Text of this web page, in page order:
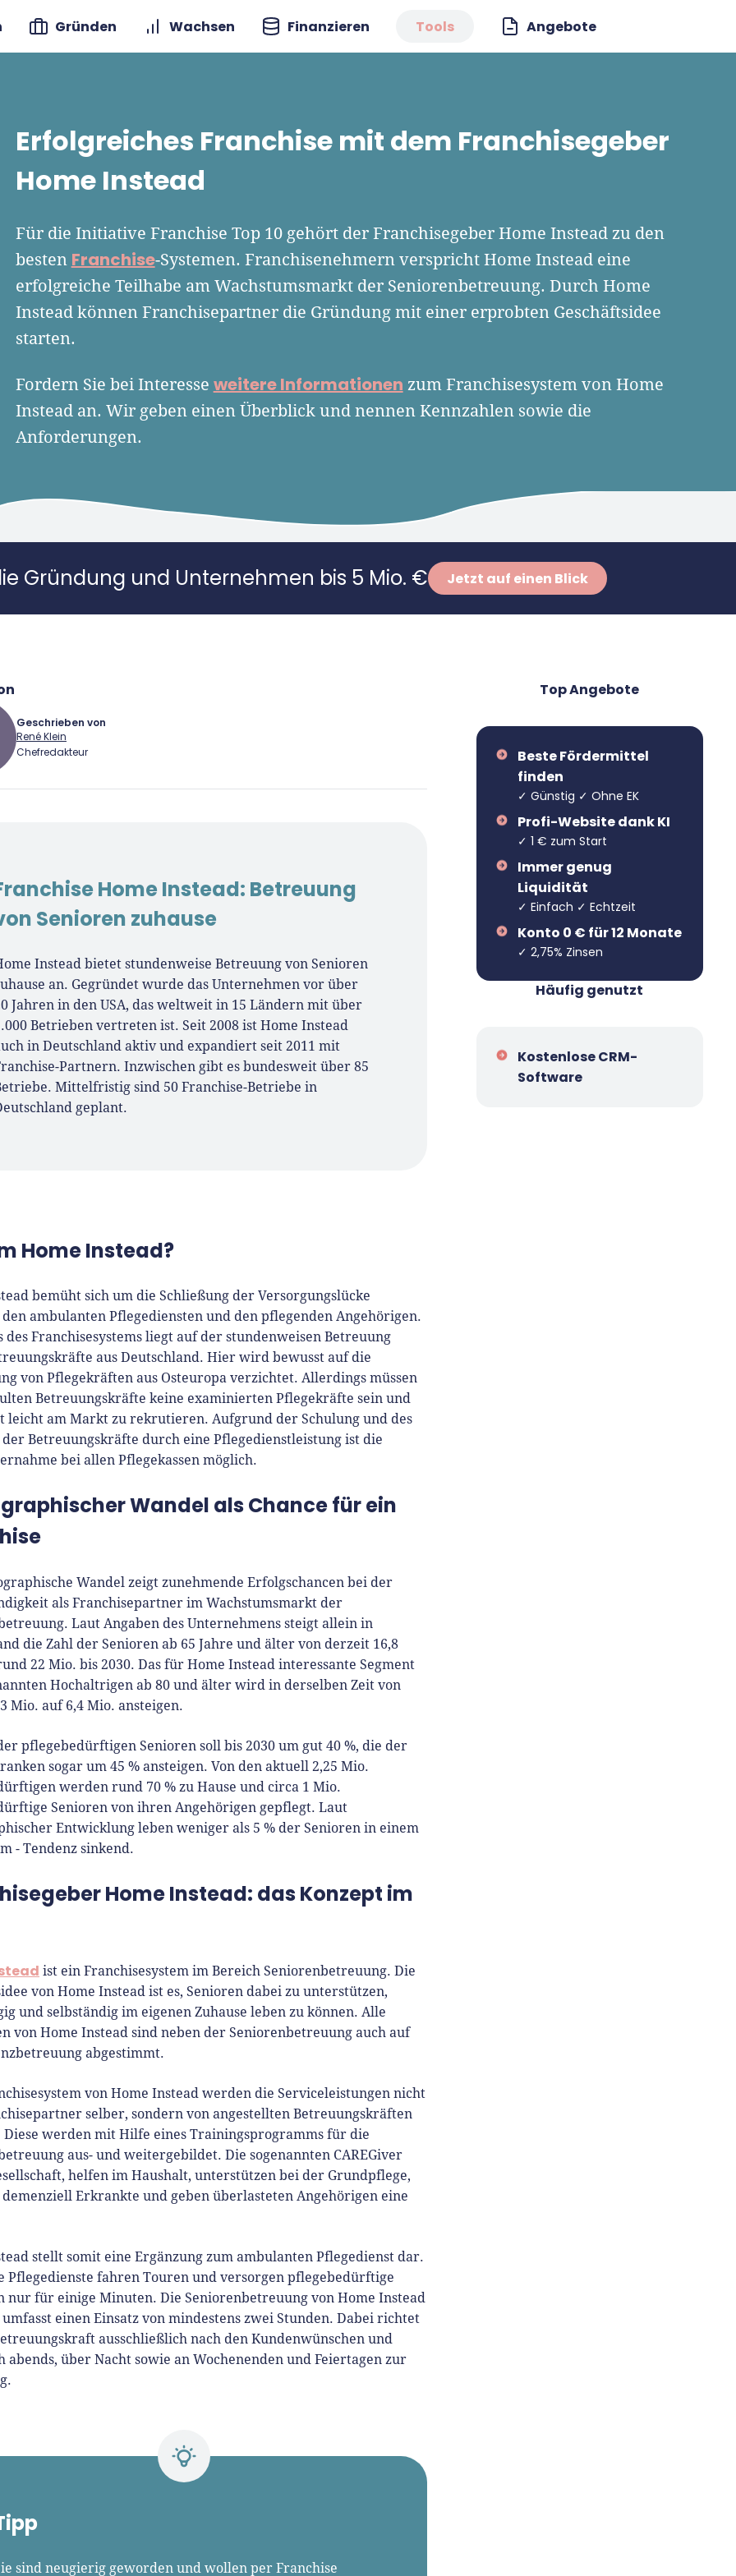
Gründen Wachsen Finanzieren Tools Angebote
Erfolgreiches Franchise mit dem Franchisegeber
Home Instead
Für die Initiative Franchise Top 10 gehört der Franchisegeber Home Instead zu den
besten Franchise-Systemen. Franchisenehmern verspricht Home Instead eine
erfolgreiche Teilhabe am Wachstumsmarkt der Seniorenbetreuung. Durch Home
Instead können Franchisepartner die Gründung mit einer erprobten Geschäftsidee
starten.
Fordern Sie bei Interesse weitere Informationen zum Franchisesystem von Home
Instead an. Wir geben einen Überblick und nennen Kennzahlen sowie die
Anforderungen.
Gründung und Unternehmen bis 5 Mio. € Jetzt auf einen Blick
Geschrieben von
René Klein
Chefredakteur
ist René als Gründer von
Teil der deutschen
und Gründern
Inhalte und echte
an die Hand zu geben. Das
als Chefredakteur, Podcast-
Webinar-Moderator und auf
YouTube-Kanal.
Interviewpartner in anderen
Home Instead: Betreuung
Senioren zuhause
Instead bietet stundenweise Betreuung von Senioren
an. Gegründet wurde das Unternehmen vor über
Jahren in den USA, das weltweit in 15 Ländern mit über
Betrieben vertreten ist. Seit 2008 ist Home Instead
in Deutschland aktiv und expandiert seit 2011 mit
Partnern. Inzwischen gibt es bundesweit über 85
Mittelfristig sind 50 Franchise-Betriebe in
geplant.
Home Instead?
bemüht sich um die Schließung der Versorgungslücke
ambulanten Pflegediensten und den pflegenden Angehörigen.
des Franchisesystems liegt auf der stundenweisen Betreuung
aus Deutschland. Hier wird bewusst auf die
von Pflegekräften aus Osteuropa verzichtet. Allerdings müssen
Betreuungskräfte keine examinierten Pflegekräfte sein und
leicht am Markt zu rekrutieren. Aufgrund der Schulung und des
der Betreuungskräfte durch eine Pflegedienstleistung ist die
bei allen Pflegekassen möglich.
Wandel als Chance für ein
Wandel zeigt zunehmende Erfolgschancen bei der
als Franchisepartner im Wachstumsmarkt der
Laut Angaben des Unternehmens steigt allein in
die Zahl der Senioren ab 65 Jahre und älter von derzeit 16,8
22 Mio. bis 2030. Das für Home Instead interessante Segment
Hochaltrigen ab 80 und älter wird in derselben Zeit von
Mio. auf 6,4 Mio. ansteigen.
pflegebedürftigen Senioren soll bis 2030 um gut 40 %, die der
sogar um 45 % ansteigen. Von den aktuell 2,25 Mio.
werden rund 70 % zu Hause und circa 1 Mio.
Senioren von ihren Angehörigen gepflegt. Laut
Entwicklung leben weniger als 5 % der Senioren in einem
- Tendenz sinkend.
Home Instead: das Konzept im
ist ein Franchisesystem im Bereich Seniorenbetreuung. Die
von Home Instead ist es, Senioren dabei zu unterstützen,
und selbständig im eigenen Zuhause leben zu können. Alle
von Home Instead sind neben der Seniorenbetreuung auch auf
abgestimmt.
von Home Instead werden die Serviceleistungen nicht
selber, sondern von angestellten Betreuungskräften
werden mit Hilfe eines Trainingsprogramms für die
aus- und weitergebildet. Die sogenannten CAREGiver
helfen im Haushalt, unterstützen bei der Grundpflege,
Erkrankte und geben überlasteten Angehörigen eine
stellt somit eine Ergänzung zum ambulanten Pflegedienst dar.
Pflegedienste fahren Touren und versorgen pflegebedürftige
nur für einige Minuten. Die Seniorenbetreuung von Home Instead
einen Einsatz von mindestens zwei Stunden. Dabei richtet
ausschließlich nach den Kundenwünschen und
abends, über Nacht sowie an Wochenenden und Feiertagen zur
sind neugierig geworden und wollen per Franchise
Top Angebote
Beste Fördermittel
finden
✓ Günstig ✓ Ohne EK
Profi-Website dank KI
✓ 1 € zum Start
Immer genug
Liquidität
✓ Einfach ✓ Echtzeit
Konto 0 € für 12 Monate
✓ 2,75% Zinsen
Häufig genutzt
Kostenlose CRM-
Software